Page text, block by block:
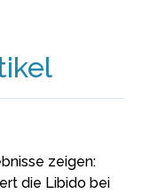
zeigen:
die Libido bei